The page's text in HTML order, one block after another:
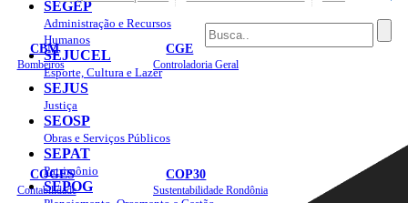
CBM
Bombeiros
CGE
Controladoria Geral
COGES
Contabilidade
COP30
Sustentabilidade Rondônia
SEGEP
Administração e Recursos
Humanos
SEJUCEL
Esporte, Cultura e Lazer
SEJUS
Justiça
SEOSP
Obras e Serviços Públicos
SEPAT
Patrimônio
SEPOG